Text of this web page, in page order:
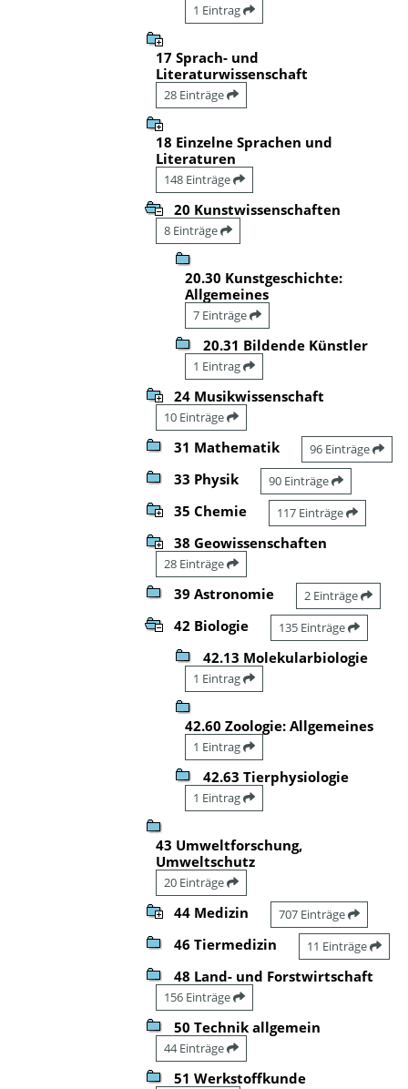
1 Eintrag
17 Sprach- und
Literaturwissenschaft
28 Einträge
18 Einzelne Sprachen und
Literaturen
148 Einträge
20 Kunstwissenschaften
8 Einträge
20.30 Kunstgeschichte:
Allgemeines
7 Einträge
20.31 Bildende Künstler
1 Eintrag
24 Musikwissenschaft
10 Einträge
31 Mathematik 96 Einträge
33 Physik 90 Einträge
35 Chemie 117 Einträge
38 Geowissenschaften
28 Einträge
39 Astronomie 2 Einträge
42 Biologie 135 Einträge
42.13 Molekularbiologie
1 Eintrag
42.60 Zoologie: Allgemeines
1 Eintrag
42.63 Tierphysiologie
1 Eintrag
43 Umweltforschung,
Umweltschutz
20 Einträge
44 Medizin 707 Einträge
46 Tiermedizin 11 Einträge
48 Land- und Forstwirtschaft
156 Einträge
50 Technik allgemein
44 Einträge
51 Werkstoffkunde